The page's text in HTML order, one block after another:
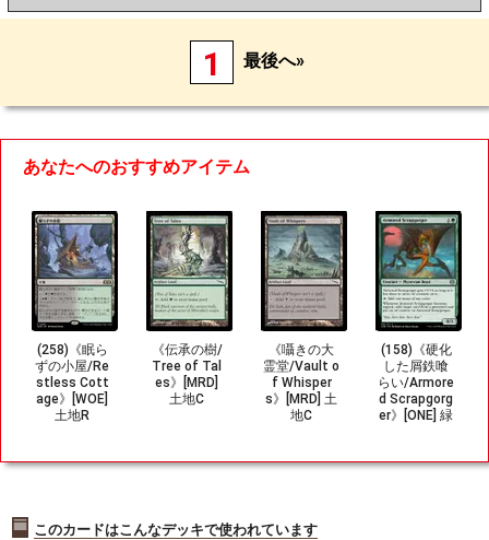
1 最後へ»
あなたへのおすすめアイテム
(258)《眠ら
ずの小屋/Re
stless Cott
age》[WOE]
土地R
《伝承の樹/
Tree of Tal
es》[MRD]
土地C
《囁きの大
霊堂/Vault o
f Whisper
s》[MRD] 土
地C
(158)《硬化
した屑鉄喰
らい/Armore
d Scrapgorg
er》[ONE] 緑
このカードはこんなデッキで使われています